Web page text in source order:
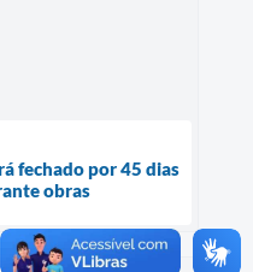
fechado por 45 dias
obras